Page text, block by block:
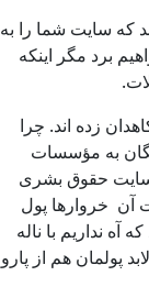
که سایت شما را به
برد مگر اینکه
زده اند. چرا
به مؤسسات
سایت حقوق بشری
آن خروارها پول
آه نداریم با ناله
پولمان هم از پارو